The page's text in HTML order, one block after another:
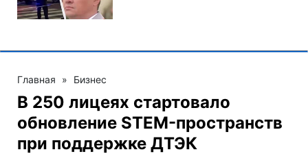
Главная » Бизнес
В 250 лицеях стартовало
обновление STEM-пространств
при поддержке ДТЭК‌